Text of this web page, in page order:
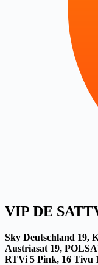
VIP DE
Sky Deutschland 19,
Austriasat 19,
RTVi 5 Pink, 16 Tivu